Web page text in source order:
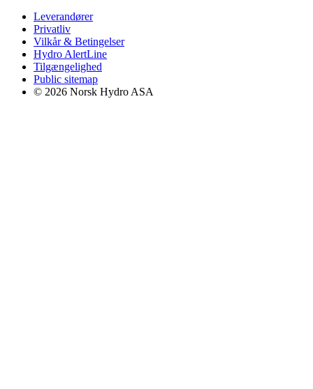
Leverandører
Privatliv
Vilkår & Betingelser
Hydro AlertLine
Tilgængelighed
Public sitemap
© 2026 Norsk Hydro ASA